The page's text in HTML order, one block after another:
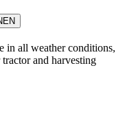
in all weather conditions,
and harvesting